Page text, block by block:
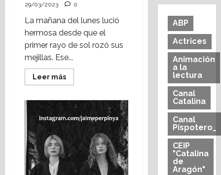
29/03/2023
0
La mañana del lunes lució
hermosa desde que el
primer rayo de sol rozó sus
mejillas. Ese...
Leer másLeer
más
Estamos
en
buenas
letras
(Heraldo
Escolar)
Foto:
Jaime
Perpinyà
ABP
Actrices
Animación
a la
lectura
Canal
Catalina
Canal
Pispotero_
CEIP
"Catalina
de
Aragón"